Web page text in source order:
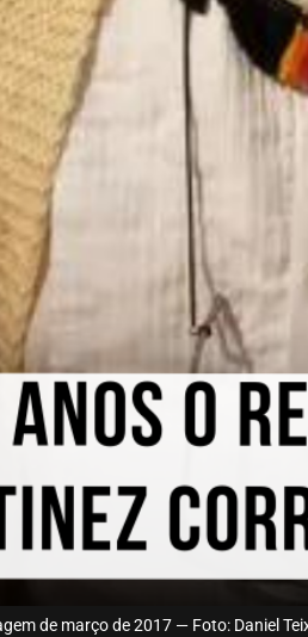
de março de 2017 — Foto: Daniel